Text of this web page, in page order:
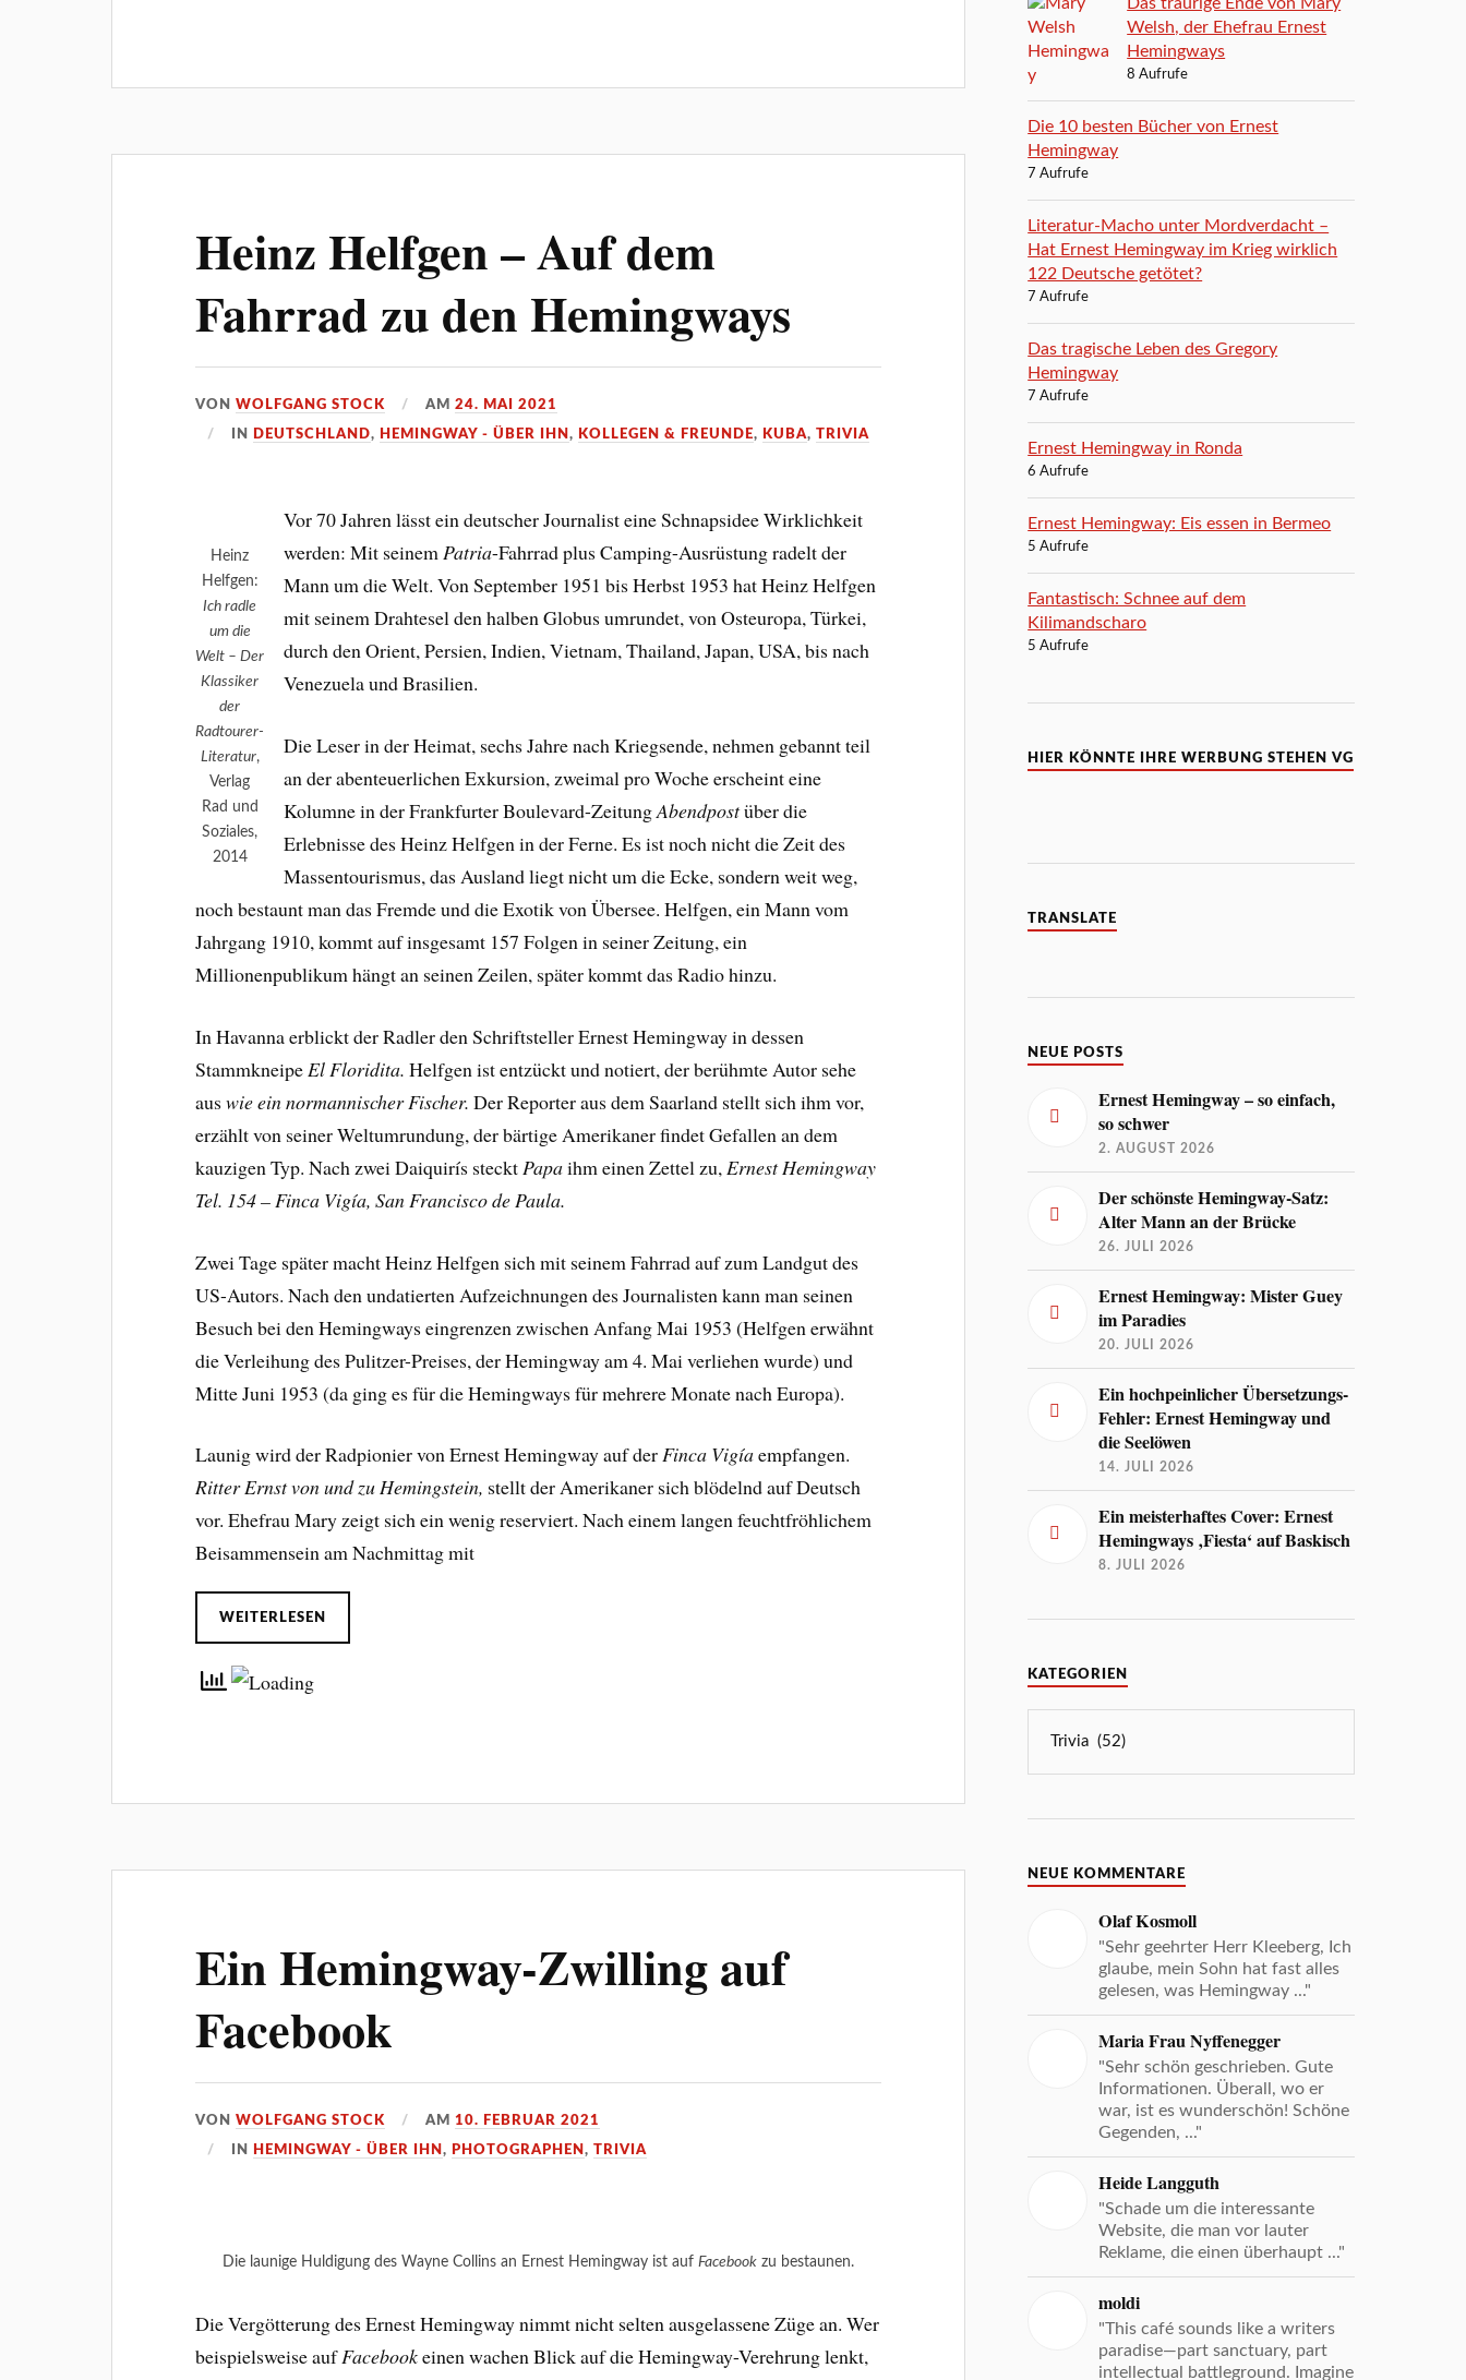
Heinz Helfgen – Auf dem
Fahrrad zu den Hemingways
VONWOLFGANG STOCK AM24. MAI 2021
IN DEUTSCHLAND, HEMINGWAY - ÜBER IHN, KOLLEGEN & FREUNDE, KUBA, TRIVIA
Heinz
Helfgen:
Ich radle
um die
Welt – Der
Klassiker
der
Radtourer-
Literatur,
Verlag
Rad und
Soziales,
2014
Vor 70 Jahren lässt ein deutscher Journalist eine Schnapsidee Wirklichkeit
werden: Mit seinemPatria-Fahrrad plus Camping-Ausrüstung radelt der
Mann um die Welt. Von September 1951 bis Herbst 1953 hat Heinz Helfgen
mit seinem Drahtesel den halben Globus umrundet, von Osteuropa, Türkei,
durch den Orient, Persien, Indien, Vietnam, Thailand, Japan, USA, bis nach
Venezuela und Brasilien.
Die Leser in der Heimat, sechs Jahre nach Kriegsende, nehmen gebannt teil
an der abenteuerlichen Exkursion, zweimal pro Woche erscheint eine
Kolumne in der Frankfurter Boulevard-ZeitungAbendpostüber die
Erlebnisse des Heinz Helfgen in der Ferne. Es ist noch nicht die Zeit des
Massentourismus, das Ausland liegt nicht um die Ecke, sondern weit weg,
noch bestaunt man das Fremde und die Exotik von Übersee. Helfgen, ein Mann vom
Jahrgang 1910, kommt auf insgesamt 157 Folgen in seiner Zeitung, ein
Millionenpublikum hängt an seinen Zeilen, später kommt das Radio hinzu.
In Havanna erblickt der Radler den Schriftsteller Ernest Hemingway in dessen
Stammkneipe El Floridita. Helfgen ist entzückt und notiert, der berühmte Autor sehe
auswie ein normannischer Fischer. Der Reporter aus dem Saarland stellt sich ihm vor,
erzählt von seiner Weltumrundung, der bärtige Amerikaner findet Gefallen an dem
kauzigen Typ. Nach zwei Daiquirís steckt Papaihm einen Zettel zu, Ernest Hemingway
Tel. 154 – Finca Vigía, San Francisco de Paula.
Zwei Tage später macht Heinz Helfgen sich mit seinem Fahrrad auf zum Landgut des
US-Autors. Nach den undatierten Aufzeichnungen des Journalisten kann man seinen
Besuch bei den Hemingways eingrenzen zwischen Anfang Mai 1953 (Helfgen erwähnt
die Verleihung des Pulitzer-Preises, der Hemingway am 4. Mai verliehen wurde) und
Mitte Juni 1953 (da ging es für die Hemingways für mehrere Monate nach Europa).
Launig wird der Radpionier von Ernest Hemingway auf derFinca Vigíaempfangen.
Ritter Ernst von und zu Hemingstein, stellt der Amerikaner sich blödelnd auf Deutsch
vor. Ehefrau Mary zeigt sich ein wenig reserviert. Nach einem langen feuchtfröhlichem
Beisammensein am Nachmittag mit
WEITERLESEN
Ein Hemingway-Zwilling auf
Facebook
VONWOLFGANG STOCK AM10. FEBRUAR 2021
IN HEMINGWAY - ÜBER IHN, PHOTOGRAPHEN,TRIVIA
Die launige Huldigung des Wayne Collins an Ernest Hemingway ist aufFacebook zu bestaunen.
Die Vergötterung des Ernest Hemingway nimmt nicht selten ausgelassene Züge an. Wer
beispielsweise aufFacebookeinen wachen Blick auf die Hemingway-Verehrung lenkt,
Welsh, der Ehefrau Ernest
Hemingways
8 Aufrufe
Die 10 besten Bücher von Ernest
Hemingway
7 Aufrufe
Literatur-Macho unter Mordverdacht –
Hat Ernest Hemingway im Krieg wirklich
122 Deutsche getötet?
7 Aufrufe
Das tragische Leben des Gregory
Hemingway
7 Aufrufe
Ernest Hemingway in Ronda
6 Aufrufe
Ernest Hemingway: Eis essen in Bermeo
5 Aufrufe
Fantastisch: Schnee auf dem
Kilimandscharo
5 Aufrufe
HIER KÖNNTE IHRE WERBUNG STEHEN VG
TRANSLATE
NEUE POSTS
Ernest Hemingway – so einfach,
so schwer
2. AUGUST 2026
Der schönste Hemingway-Satz:
Alter Mann an der Brücke
26. JULI 2026
Ernest Hemingway: Mister Guey
im Paradies
20. JULI 2026
Ein hochpeinlicher Übersetzungs-
Fehler: Ernest Hemingway und
die Seelöwen
14. JULI 2026
Ein meisterhaftes Cover: Ernest
Hemingways ‚Fiesta‘ auf Baskisch
8. JULI 2026
KATEGORIEN
NEUE KOMMENTARE
Olaf Kosmoll
"Sehr geehrter Herr Kleeberg, Ich
glaube, mein Sohn hat fast alles
gelesen, was Hemingway ..."
Maria Frau Nyffenegger
"Sehr schön geschrieben. Gute
Informationen. Überall, wo er
war, ist es wunderschön! Schöne
Gegenden, ..."
Heide Langguth
"Schade um die interessante
Website, die man vor lauter
Reklame, die einen überhaupt ..."
moldi
"This café sounds like a writers
paradise—part sanctuary, part
intellectual battleground. Imagine